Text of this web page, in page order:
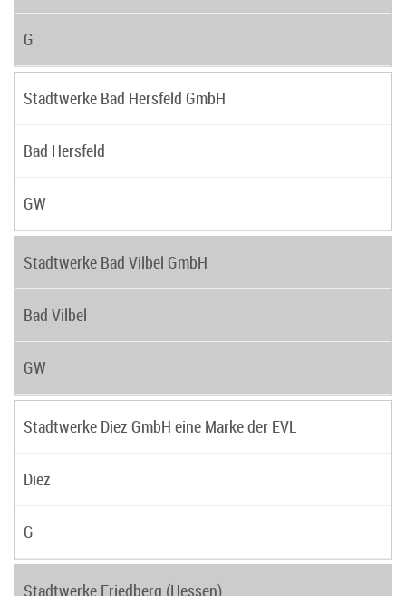
G
Stadtwerke Bad Hersfeld GmbH
Bad Hersfeld
GW
Stadtwerke Bad Vilbel GmbH
Bad Vilbel
GW
Stadtwerke Diez GmbH eine Marke der EVL
Diez
G
Stadtwerke Friedberg (Hessen)